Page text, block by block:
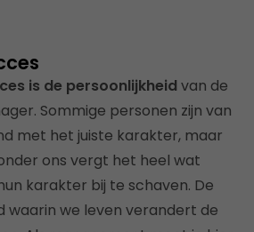
is de persoonlijkheid van de
Sommige personen zijn van
met het juiste karakter, maar
ons vergt het heel wat
karakter bij te schaven. De
waarin we leven verandert de